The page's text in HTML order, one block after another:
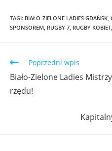
TAGI: BIAŁO-ZIELONE LADIES GDAŃSK,
SPONSOREM, RUGBY 7, RUGBY KOBIET,
Poprzedni wpis
Biało-Zielone Ladies
rzędu!